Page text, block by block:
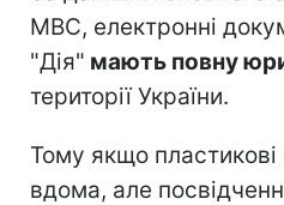
МВС, електронні
"Дія" мають повну
території України.
Тому якщо
вдома, але